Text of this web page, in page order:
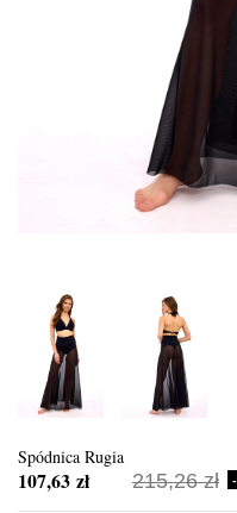
Spódnica Rugia
107,63 zł 215,26 zł